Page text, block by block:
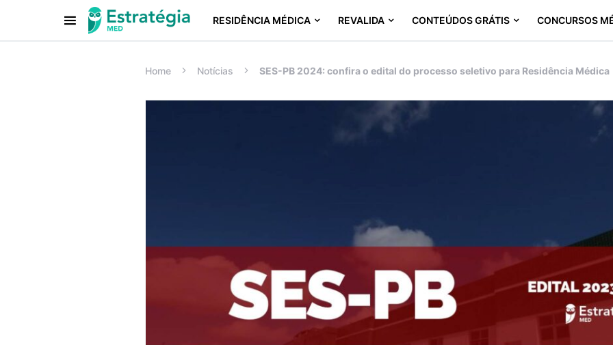
RESIDÊNCIA MÉDICA REVALIDA CONTEÚDOS GRÁTIS CONCURSOS
Procurar:
Home Notícias SES-PB 2024: confira o edital do processo seletivo para Residência Médica